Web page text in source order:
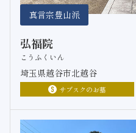
真言宗豊山派
弘福院
こうふくいん
埼玉県越谷市北越谷
サブスクのお墓